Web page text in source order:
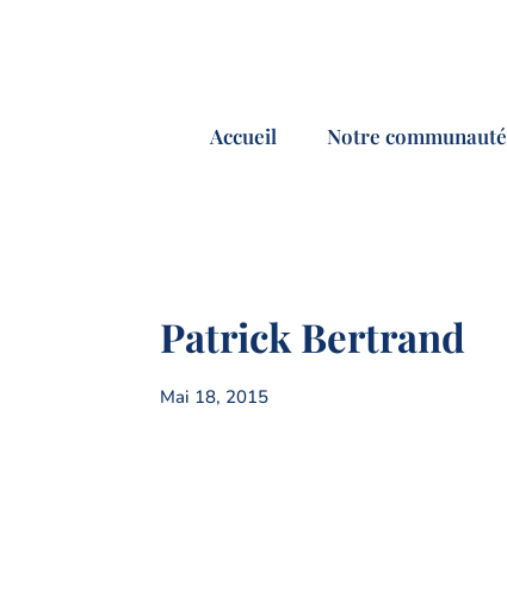
Accueil Notre communauté
Patrick Bertrand
Mai 18, 2015